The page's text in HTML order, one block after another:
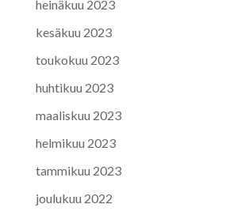
heinäkuu 2023
kesäkuu 2023
toukokuu 2023
huhtikuu 2023
maaliskuu 2023
helmikuu 2023
tammikuu 2023
joulukuu 2022